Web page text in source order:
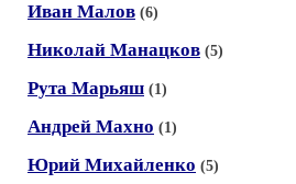
Иван Малов (6)
Николай Манацков (5)
Рута Марьяш (1)
Андрей Махно (1)
Юрий Михайленко (5)